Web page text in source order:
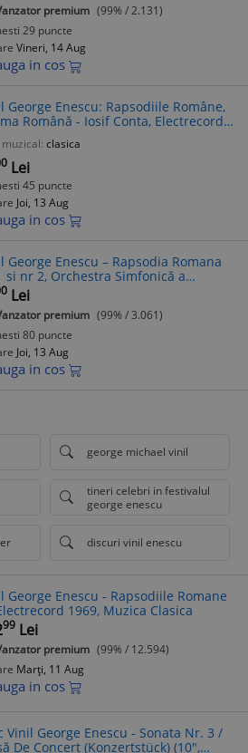
premium (99% / 2.131)
29 puncte
Vineri, 14 Aug
in cos
George Enescu: Rapsodiile Române,
Română - Iosif Conta, Electrecord,
Clasică, LP
clasica
Lei
45 puncte
Joi, 13 Aug
in cos
George Enescu – Rapsodia Romana
si nr 2, Orchestra Simfonică a
de Stat „George Enescu”
George Georgescu
Lei
premium (99% / 3.061)
80 puncte
Joi, 13 Aug
in cos
george michael vinil
tineri celebri in festivalul
george enescu
discuri vinil enescu
George Enescu - Rapsodiile Romane
1969, Muzica Clasica
99 Lei
premium (99% / 12.594)
Marți, 11 Aug
in cos
Vinil George Enescu - Sonata Nr. 3 /
De Concert (Konzertstück) (10",